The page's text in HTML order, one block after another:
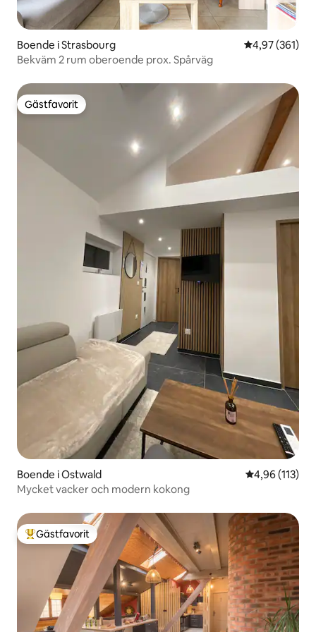
Boende i Strasbourg 4,97 av 5 i
4,97 (361)
Bekväm 2 rum oberoende prox. Spårväg
Gästfavorit
Gästfavorit
Boende i Ostwald 4,96 av 5 i
4,96 (113)
Mycket vacker och modern kokong
Populär gästfavorit
Gästfavorit